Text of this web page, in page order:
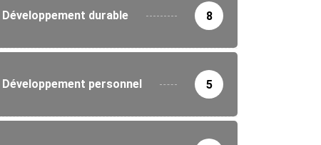
Développement durable 8
Développement personnel 5